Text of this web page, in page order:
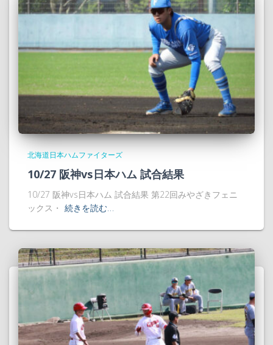
北海道日本ハムファイターズ
10/27 阪神vs日本ハム 試合結果
10/27 阪神vs日本ハム 試合結果 第22回みやざきフェニ
ックス・ 続きを読む…